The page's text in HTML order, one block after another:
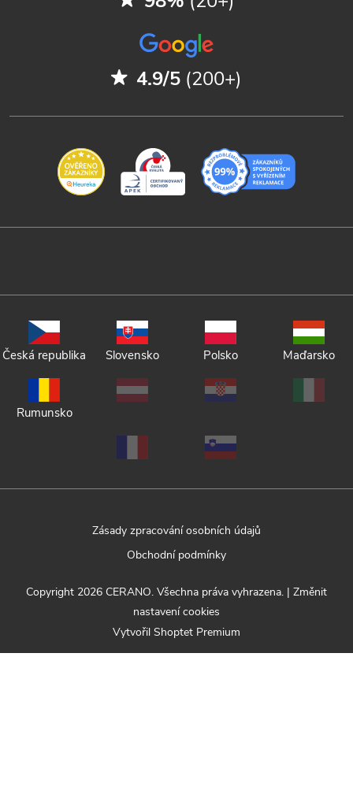
4.9/5 (200+)
Česká republika Slovensko Polsko Maďarsko
Rumunsko
Zásady zpracování osobních údajů
Obchodní podmínky
Vytvořil Shoptet Premium
Copyright 2026 CERANO. Všechna práva vyhrazena. | Změnit
nastavení cookies